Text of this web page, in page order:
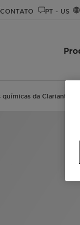
CONTATO PT - US
químicas da Clariant